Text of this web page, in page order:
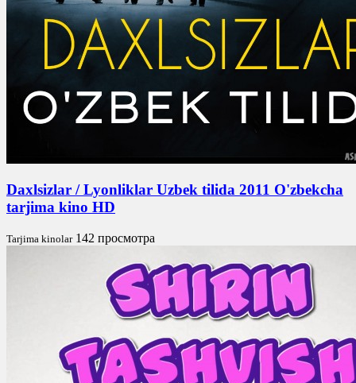
Daxlsizlar / Lyonliklar Uzbek tilida 2011 O'zbekcha
tarjima kino HD
Tarjima kinolar 142 просмотра